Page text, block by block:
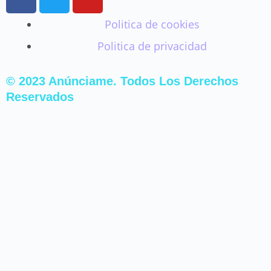
c
b
o
k
i
r
u
e
Politica de cookies
Politica de privacidad
© 2023 Anúnciame. Todos Los Derechos
Reservados